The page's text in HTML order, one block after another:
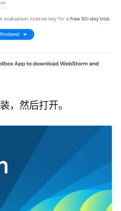
，然后打开。